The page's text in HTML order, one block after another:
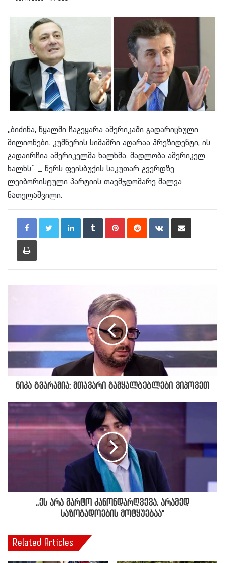
,,ბიძინა, წყალში ჩაგეყარა ამერიკაში გადარიცხული
მილიონები. კუშნერის სიმამრი აღარაა პრეზიდენტი, ის
გადაირჩია ამერიკელმა ხალხმა. მადლობა ამერიკელ
ხალხს” _ წერს ფეისბუქის საკუთარ გვერდზე
ლეიბორისტული პარტიის თავმჯდომარე შალვა
ნათელაშვილი.
LinkedInTumblr PinterestReddit VKontakteShare via Email
Print
ნიკა გვარამია: მთავარი გამყალბებლები ვიპოვეთ
,,ეს არა მარტო კანონდარღვევა, არამედ
საზოგადოების მოტყუებაა"
Related Articles